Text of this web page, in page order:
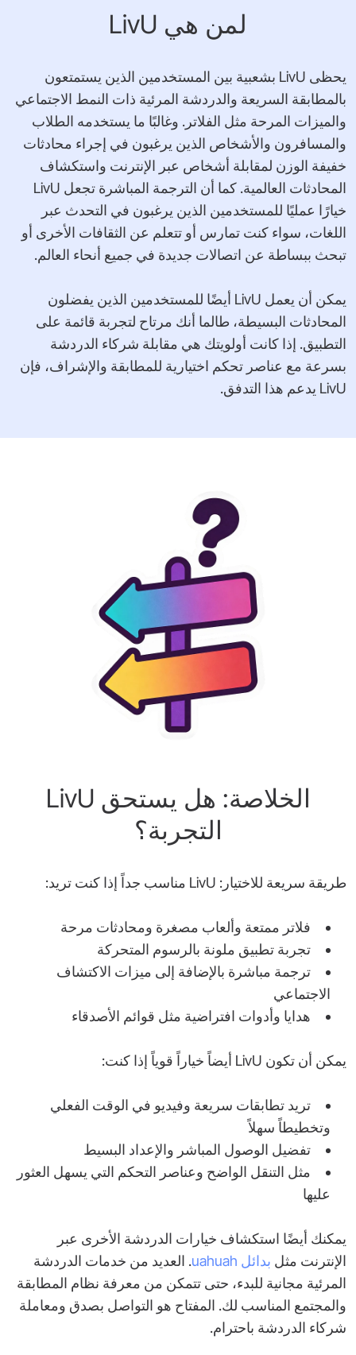
لمن هي LivU
يحظى LivU بشعبية بين المستخدمين الذين يستمتعون
بالمطابقة السريعة والدردشة المرئية ذات النمط الاجتماعي
والميزات المرحة مثل الفلاتر. وغالبًا ما يستخدمه الطلاب
والمسافرون والأشخاص الذين يرغبون في إجراء محادثات
خفيفة الوزن لمقابلة أشخاص عبر الإنترنت واستكشاف
المحادثات العالمية. كما أن الترجمة المباشرة تجعل LivU
خيارًا عمليًا للمستخدمين الذين يرغبون في التحدث عبر
اللغات، سواء كنت تمارس أو تتعلم عن الثقافات الأخرى أو
تبحث ببساطة عن اتصالات جديدة في جميع أنحاء العالم.
يمكن أن يعمل LivU أيضًا للمستخدمين الذين يفضلون
المحادثات البسيطة، طالما أنك مرتاح لتجربة قائمة على
التطبيق. إذا كانت أولويتك هي مقابلة شركاء الدردشة
بسرعة مع عناصر تحكم اختيارية للمطابقة والإشراف، فإن
LivU يدعم هذا التدفق.
الخلاصة: هل يستحق LivU
التجربة؟
طريقة سريعة للاختيار: LivU مناسب جداً إذا كنت تريد:
فلاتر ممتعة وألعاب مصغرة ومحادثات مرحة
تجربة تطبيق ملونة بالرسوم المتحركة
ترجمة مباشرة بالإضافة إلى ميزات الاكتشاف
الاجتماعي
هدايا وأدوات افتراضية مثل قوائم الأصدقاء
يمكن أن تكون LivU أيضاً خياراً قوياً إذا كنت:
تريد تطابقات سريعة وفيديو في الوقت الفعلي
وتخطيطاً سهلاً
تفضيل الوصول المباشر والإعداد البسيط
مثل التنقل الواضح وعناصر التحكم التي يسهل العثور
عليها
يمكنك أيضًا استكشاف خيارات الدردشة الأخرى عبر
الإنترنت مثل بدائل uahuah
. العديد من خدمات الدردشة
المرئية مجانية للبدء، حتى تتمكن من معرفة نظام المطابقة
والمجتمع المناسب لك. المفتاح هو التواصل بصدق ومعاملة
شركاء الدردشة باحترام.